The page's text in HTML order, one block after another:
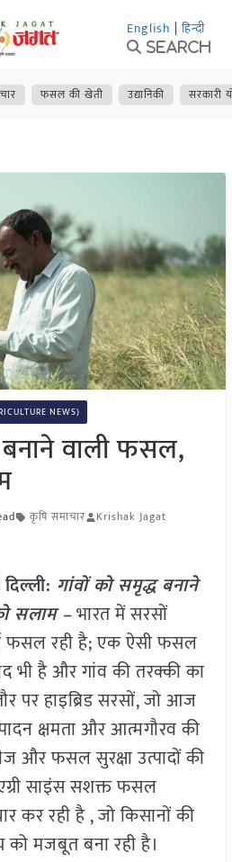
English | हिन्दी
Search
फसल की खेती उद्यानिकी सरकारी
NEWS)
वाली फसल,
कृषि समाचार Krishak Jagat
गांवों को समृद्ध बनाने
सलाम –भारत में सरसों
फसल रही है; एक ऐसी फसल
भी है और गांव की तरक्की का
पर हाइब्रिड सरसों, जो आज
क्षमता और आत्मगौरव की
और फसल सुरक्षा उत्पादों की
साइंस सशक्त फसल
कर रही है , जो किसानों की
मजबूत बना रही है।